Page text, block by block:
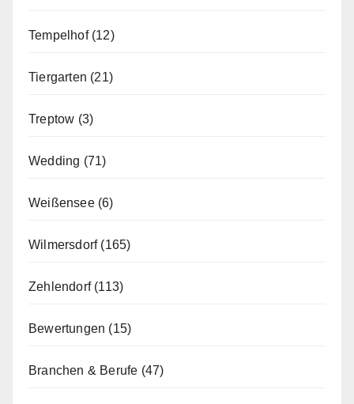
Tempelhof(12)
Tiergarten (21)
Treptow (3)
Wedding (71)
Weißensee(6)
Wilmersdorf(165)
Zehlendorf(113)
Bewertungen (15)
Branchen & Berufe (47)